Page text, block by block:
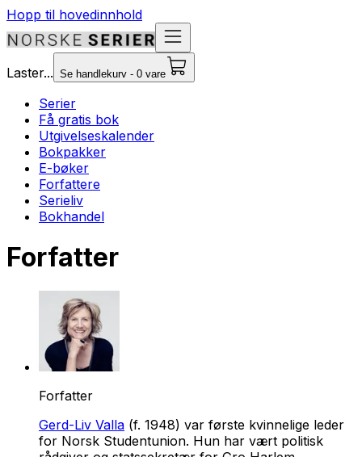
Hopp til hovedinnhold
Laster... Se handlekurv - 0 vare
Serier
Få gratis bok
Utgivelseskalender
Bokpakker
E-bøker
Forfattere
Serieliv
Bokhandel
Forfatter
Forfatter
Gerd-Liv Valla (f. 1948) var første kvinnelige leder
for Norsk Studentunion. Hun har vært politisk